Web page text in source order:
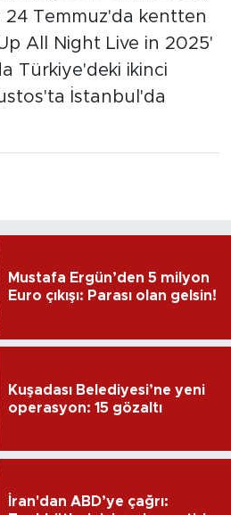
24 Temmuz'da kentten
All Night Live in 2025'
Türkiye'deki ikinci
İstanbul'da
Mustafa Ergün’den 5 milyon
Euro çıkışı: Parası olan gelsin!
Kuşadası Belediyesi’ne yeni
operasyon: 15 gözaltı
İran'dan ABD’ye çağrı: